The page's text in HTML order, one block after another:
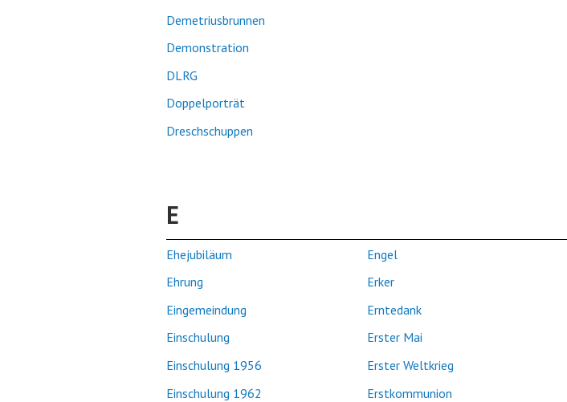
Demetriusbrunnen
Demonstration
DLRG
Doppelporträt
Dreschschuppen
E
Ehejubiläum
Ehrung
Eingemeindung
Einschulung
Einschulung 1956
Einschulung 1962
Engel
Erker
Erntedank
Erster Mai
Erster Weltkrieg
Erstkommunion